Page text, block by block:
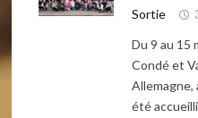
Sortie
Du 9 au 15
Condé et
Allemagne,
été